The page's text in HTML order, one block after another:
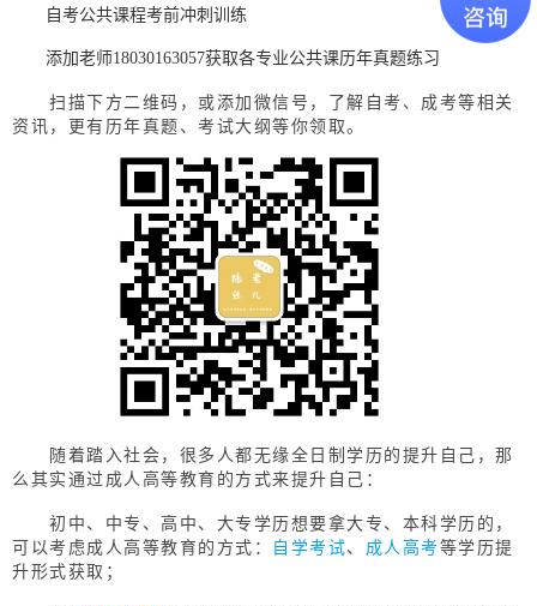
自考公共课程考前冲刺训练
添加老师18030163057获取各专业公共课历年真题练习
扫描下方二维码，或添加微信号，了解自考、成考等相关
资讯，更有历年真题、考试大纲等你领取。
随着踏入社会，很多人都无缘全日制学历的提升自己，那
么其实通过成人高等教育的方式来提升自己：
初中、中专、高中、大专学历想要拿大专、本科学历的，
可以考虑成人高等教育的方式：
自学考试、 成人高考等学历提
升形式获取；